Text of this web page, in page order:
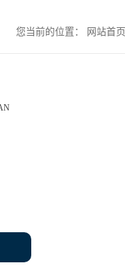
您当前的位置： 网站首页